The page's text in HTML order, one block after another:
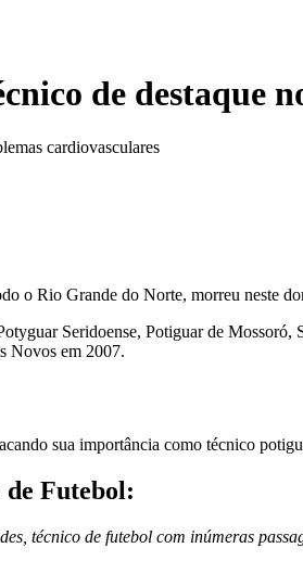
de destaque
cardiovasculares
o Rio Grande do Norte, morreu neste
Seridoense, Potiguar de
Novos em 2007.
sua importância como técnico
Futebol:
técnico de futebol com inúmeras